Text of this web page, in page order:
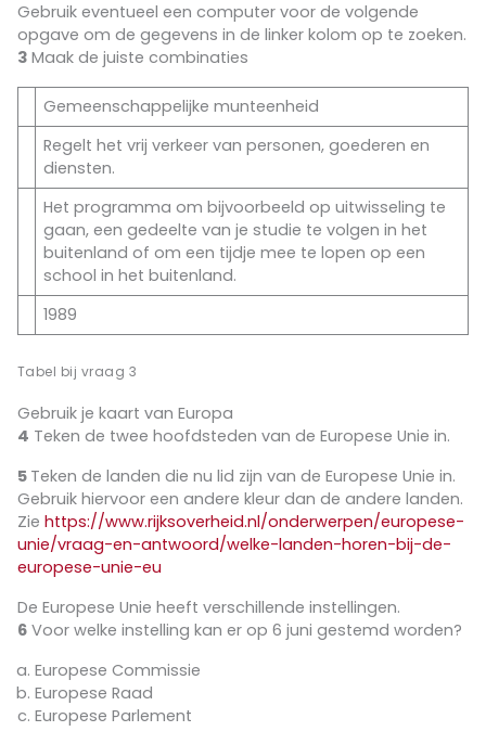
Gebruik eventueel een computer voor de volgende
opgave om de gegevens in de linker kolom op te zoeken.
3 Maak de juiste combinaties
Gemeenschappelijke munteenheid
Regelt het vrij verkeer van personen, goederen en
diensten.
Het programma om bijvoorbeeld op uitwisseling te
gaan, een gedeelte van je studie te volgen in het
buitenland of om een tijdje mee te lopen op een
school in het buitenland.
1989
Tabel bij vraag 3
Gebruik je kaart van Europa
4 Teken de twee hoofdsteden van de Europese Unie in.
5 Teken de landen die nu lid zijn van de Europese Unie in.
Gebruik hiervoor een andere kleur dan de andere landen.
Zie https://www.rijksoverheid.nl/onderwerpen/europese-
unie/vraag-en-antwoord/welke-landen-horen-bij-de-
europese-unie-eu
De Europese Unie heeft verschillende instellingen.
6 Voor welke instelling kan er op 6 juni gestemd worden?
Europese Commissie
Europese Raad
Europese Parlement